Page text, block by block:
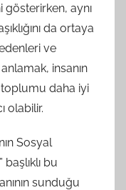
aynı
da ortaya
ve
insanın
toplumu daha iyi
olabilir.
Sosyal
bu
sunduğu